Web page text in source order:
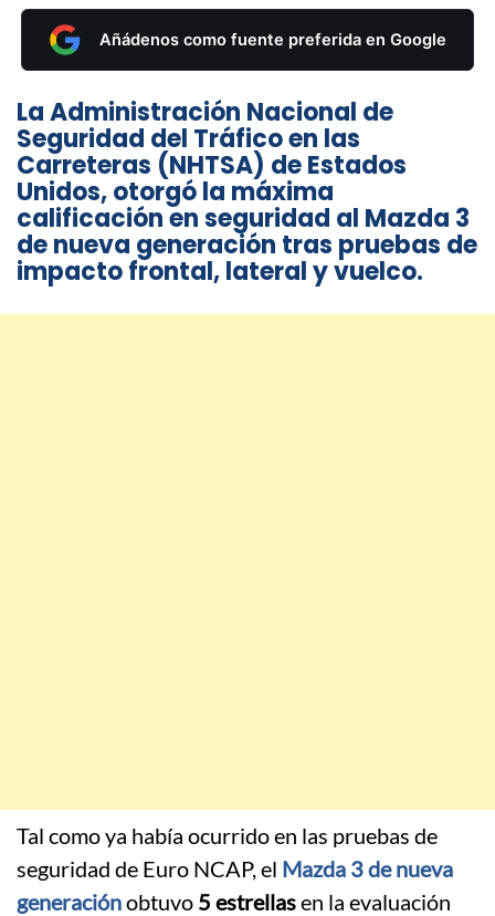
Añádenos como fuente preferida en Google
La Administración Nacional de
Seguridad del Tráfico en las
Carreteras (NHTSA) de Estados
Unidos, otorgó la máxima
calificación en seguridad al Mazda 3
de nueva generación tras pruebas de
impacto frontal, lateral y vuelco.
Tal como ya había ocurrido en las pruebas de
seguridad de Euro NCAP, el Mazda 3 de nueva
generaciónobtuvo 5 estrellasen la evaluación